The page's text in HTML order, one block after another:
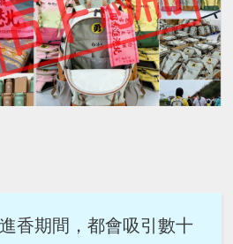
香期間，都會吸引數十